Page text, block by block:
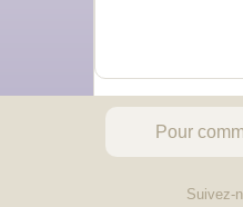
Pour
Suivez-